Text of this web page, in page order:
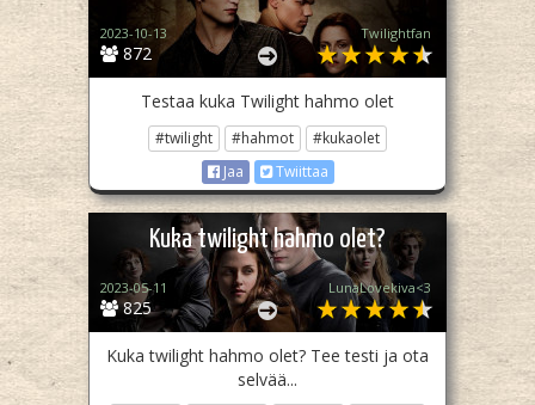
872
2023-10-13 Twilightfan
Testaa kuka Twilight hahmo olet
#twilight #hahmot
#kukaolet
Jaa
Twiittaa
Kuka twilight hahmo olet?
825
2023-05-11 LunaLovekiva<3
Kuka twilight hahmo olet? Tee testi ja ota
selvää...